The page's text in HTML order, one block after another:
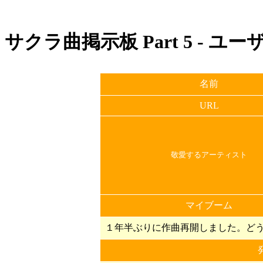
サクラ曲掲示板 Part 5 - ユー
名前
URL
敬愛するアーティスト
マイブーム
１年半ぶりに作曲再開しました。ど